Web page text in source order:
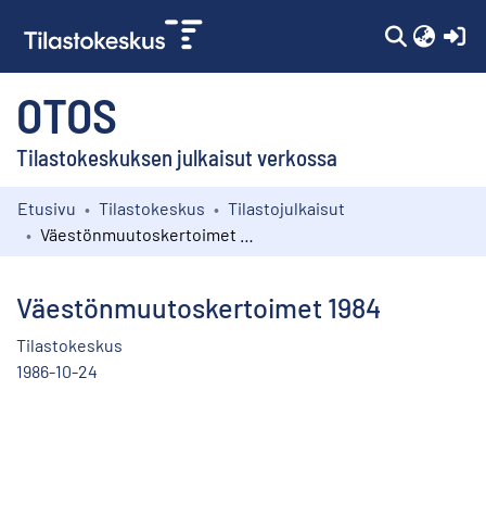
OTOS
Tilastokeskuksen julkaisut verkossa
Kokoelmat
Etusivu Tilastokeskus
Tilastojulkaisut
Väestönmuutoskertoimet 1984
Tilastokeskus
1986-10-24